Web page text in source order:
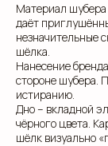
Материал
даёт
незначительные
шёлка.
Нанесение
стороне шубера.
истиранию.
Дно – вкладной
чёрного цвета.
шёлк визуально